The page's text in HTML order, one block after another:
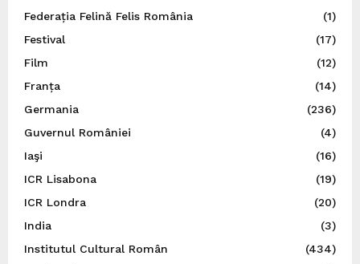
Federația Felină Felis România
(1)
Festival
(17)
Film
(12)
Franța
(14)
Germania
(236)
Guvernul României
(4)
Iaşi
(16)
ICR Lisabona
(19)
ICR Londra
(20)
India
(3)
Institutul Cultural Român
(434)